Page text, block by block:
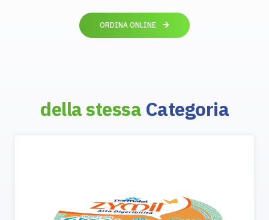
ORDINA ONLINE
della stessa Categoria